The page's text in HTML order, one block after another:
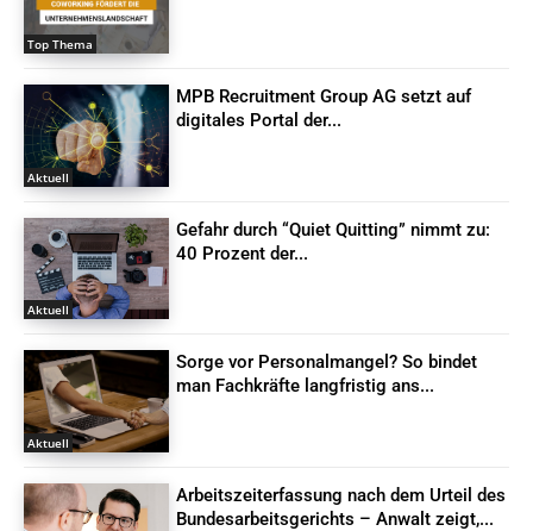
Top Thema
Aktuell
MPB Recruitment Group AG setzt auf
digitales Portal der...
Aktuell
Gefahr durch “Quiet Quitting” nimmt zu:
40 Prozent der...
Aktuell
Sorge vor Personalmangel? So bindet
man Fachkräfte langfristig ans...
Arbeitszeiterfassung nach dem Urteil des
Bundesarbeitsgerichts – Anwalt zeigt,...